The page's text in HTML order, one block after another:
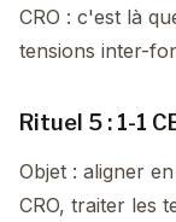
CRO : c'est là
tensions inter-
Rituel 5 : 1-1
Objet : aligner
CRO, traiter les